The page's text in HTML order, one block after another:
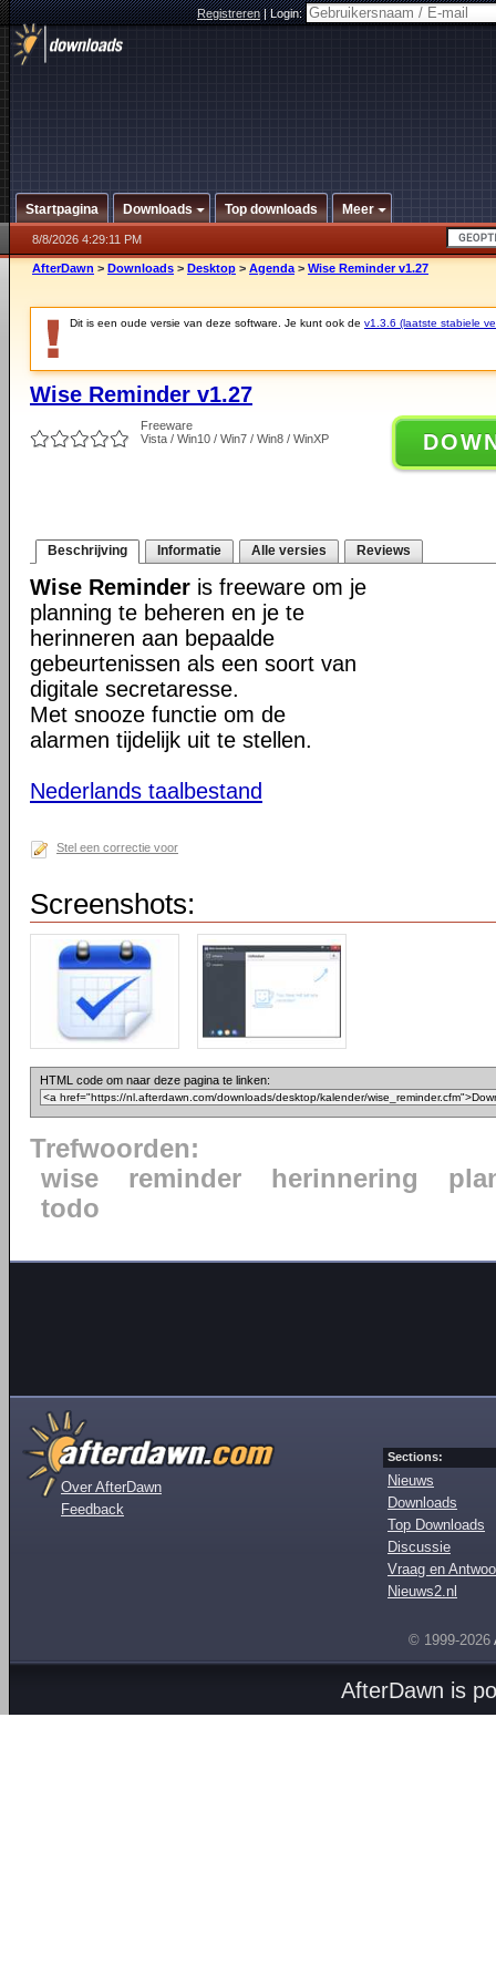
Registreren|Login:
Startpagina Downloads Top downloads Meer
8/8/2026 4:29:11 PM
AfterDawn > Downloads > Desktop > Agenda > Wise Reminder v1.27
Dit is een oude versie van deze software. Je kunt ook de v1.3.6 (laatste stabiele
Wise Reminder v1.27
Freeware
Vista / Win10 / Win7 / Win8 / WinXP
Beschrijving Informatie Alle versies Reviews
Wise Reminder is freeware om je
planning te beheren en je te
herinneren aan bepaalde
gebeurtenissen als een soort van
digitale secretaresse.
Met snooze functie om de
alarmen tijdelijk uit te stellen.
Nederlands taalbestand
Stel een correctie voor
Screenshots:
HTML code om naar deze pagina te linken:
Trefwoorden:
wise
reminder herinnering
todo
Over AfterDawn
Feedback
Sections:
Nieuws
Downloads
Top Downloads
Discussie
Vraag en
Nieuws2.nl
© 1999-2026
AfterDawn is